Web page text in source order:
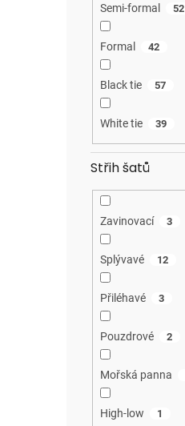
Semi-formal 52
Formal 42
Black tie 57
White tie 39
Střih šatů
Zavinovací 3
Splývavé 12
Přiléhavé 3
Pouzdrové 2
Mořská panna
High-low 1